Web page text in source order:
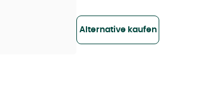
Alternative kaufen